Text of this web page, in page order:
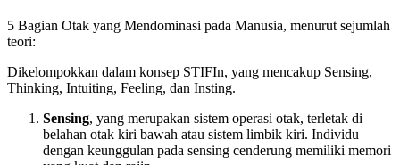
5 Bagian Otak yang Mendominasi pada Manusia, menurut sejumlah
teori:
Dikelompokkan dalam konsep STIFIn, yang mencakup Sensing,
Thinking, Intuiting, Feeling, dan Insting.
Sensing, yang merupakan sistem operasi otak, terletak di
belahan otak kiri bawah atau sistem limbik kiri. Individu
dengan keunggulan pada sensing cenderung memiliki memori